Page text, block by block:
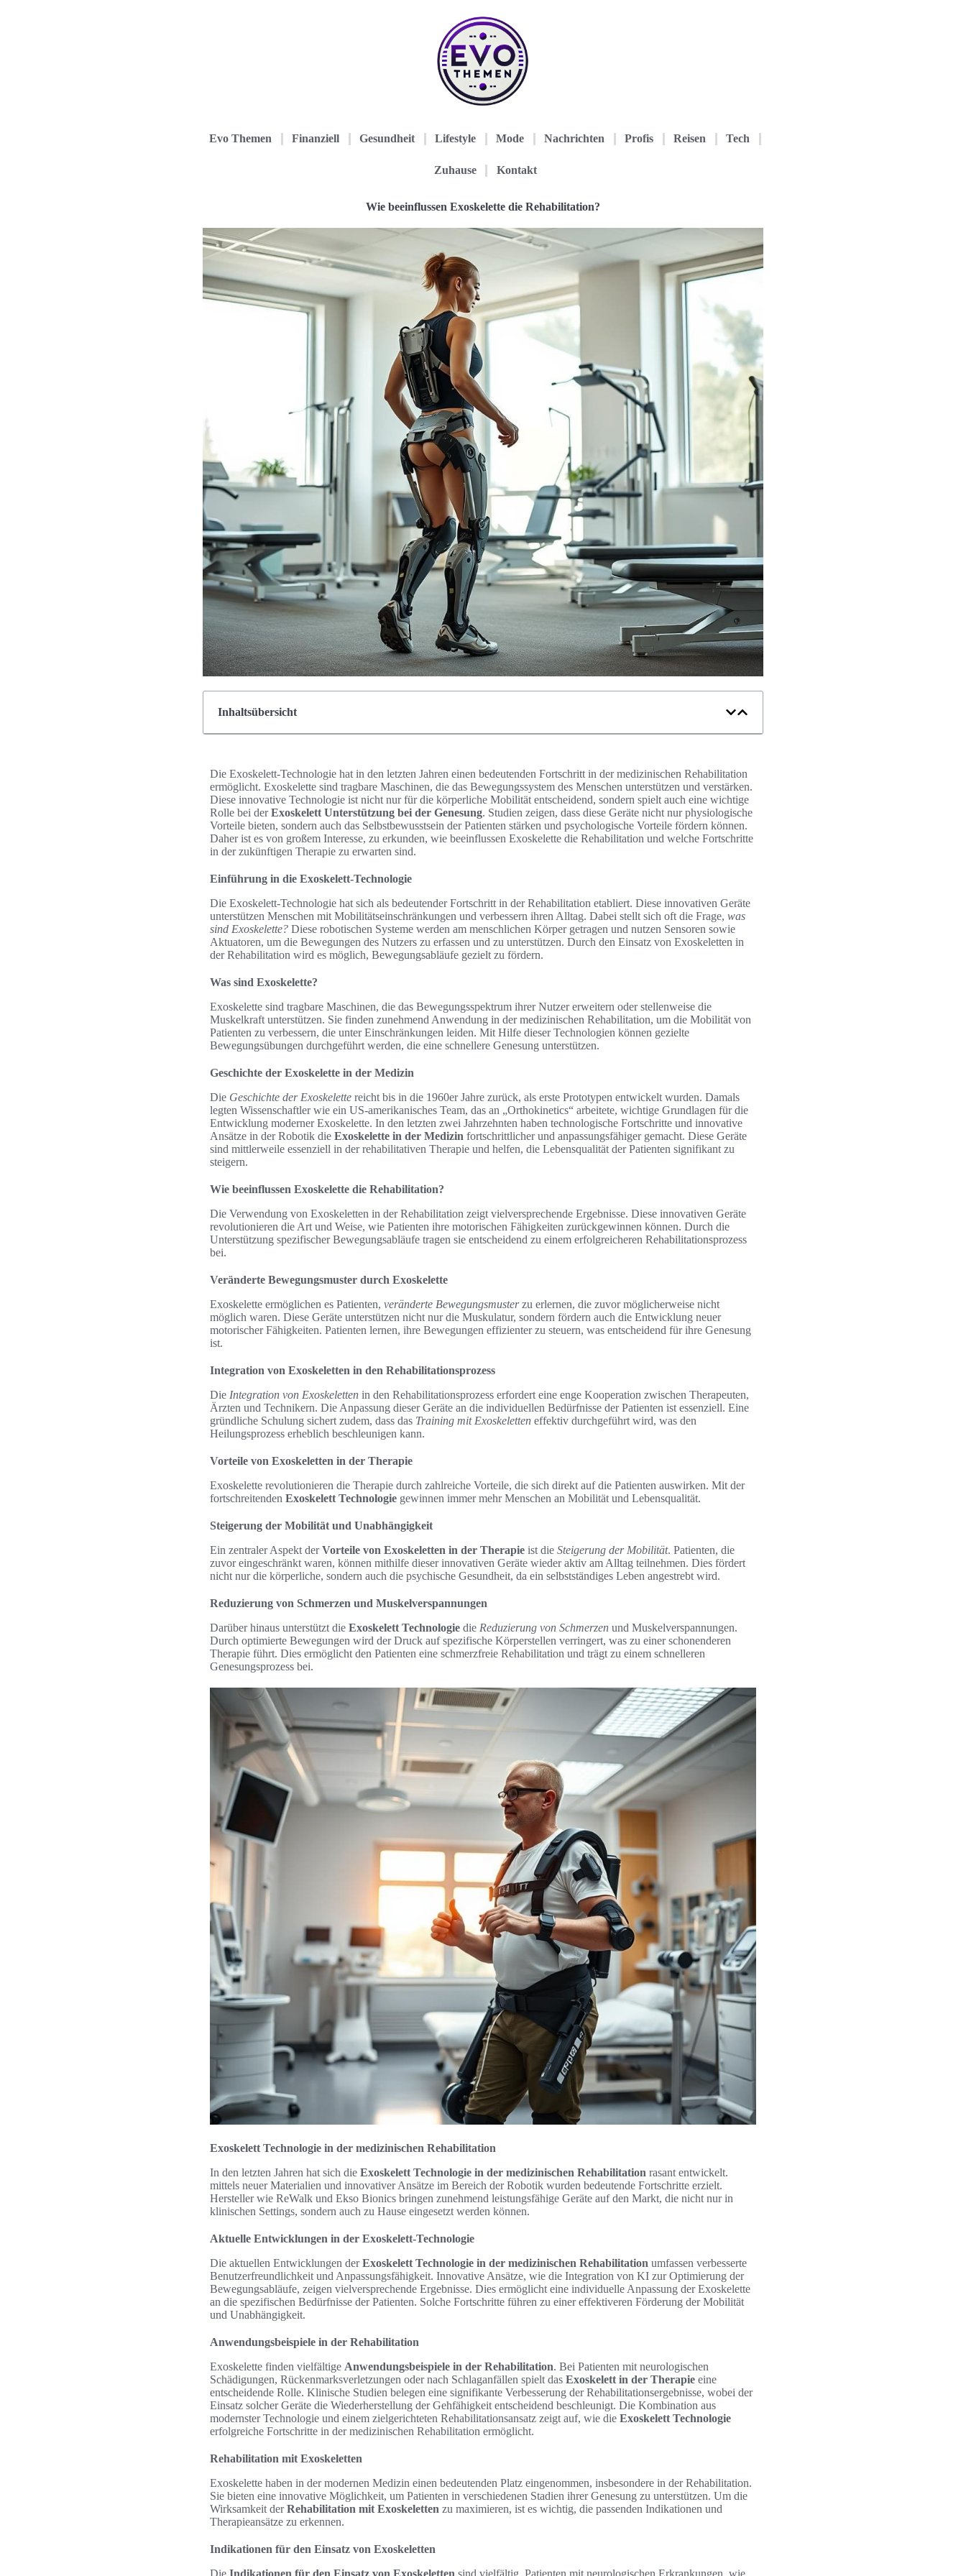
Evo Themen Finanziell Gesundheit Lifestyle Mode Nachrichten Profis Reisen Tech
Zuhause Kontakt
Wie beeinflussen Exoskelette die Rehabilitation?
Inhaltsübersicht
Die Exoskelett-Technologie hat in den letzten Jahren einen bedeutenden Fortschritt in der medizinischen Rehabilitation
ermöglicht. Exoskelette sind tragbare Maschinen, die das Bewegungssystem des Menschen unterstützen und verstärken.
Diese innovative Technologie ist nicht nur für die körperliche Mobilität entscheidend, sondern spielt auch eine wichtige
Rolle bei derExoskelett Unterstützung bei der Genesung. Studien zeigen, dass diese Geräte nicht nur physiologische
Vorteile bieten, sondern auch das Selbstbewusstsein der Patienten stärken und psychologische Vorteile fördern können.
Daher ist es von großem Interesse, zu erkunden, wie beeinflussen Exoskelette die Rehabilitation und welche Fortschritte
in der zukünftigen Therapie zu erwarten sind.
Einführung in die Exoskelett-Technologie
Die Exoskelett-Technologie hat sich als bedeutender Fortschritt in der Rehabilitation etabliert. Diese innovativen Geräte
unterstützen Menschen mit Mobilitätseinschränkungen und verbessern ihren Alltag. Dabei stellt sich oft die Frage, was
sind Exoskelette? Diese robotischen Systeme werden am menschlichen Körper getragen und nutzen Sensoren sowie
Aktuatoren, um die Bewegungen des Nutzers zu erfassen und zu unterstützen. Durch den Einsatz von Exoskeletten in
der Rehabilitation wird es möglich, Bewegungsabläufe gezielt zu fördern.
Was sind Exoskelette?
Exoskelette sind tragbare Maschinen, die das Bewegungsspektrum ihrer Nutzer erweitern oder stellenweise die
Muskelkraft unterstützen. Sie finden zunehmend Anwendung in der medizinischen Rehabilitation, um die Mobilität von
Patienten zu verbessern, die unter Einschränkungen leiden. Mit Hilfe dieser Technologien können gezielte
Bewegungsübungen durchgeführt werden, die eine schnellere Genesung unterstützen.
Geschichte der Exoskelette in der Medizin
Die Geschichte der Exoskelette reicht bis in die 1960er Jahre zurück, als erste Prototypen entwickelt wurden. Damals
legten Wissenschaftler wie ein US-amerikanisches Team, das an „Orthokinetics“ arbeitete, wichtige Grundlagen für die
Entwicklung moderner Exoskelette. In den letzten zwei Jahrzehnten haben technologische Fortschritte und innovative
Ansätze in der Robotik die Exoskelette in der Medizin fortschrittlicher und anpassungsfähiger gemacht. Diese Geräte
sind mittlerweile essenziell in der rehabilitativen Therapie und helfen, die Lebensqualität der Patienten signifikant zu
steigern.
Wie beeinflussen Exoskelette die Rehabilitation?
Die Verwendung von Exoskeletten in der Rehabilitation zeigt vielversprechende Ergebnisse. Diese innovativen Geräte
revolutionieren die Art und Weise, wie Patienten ihre motorischen Fähigkeiten zurückgewinnen können. Durch die
Unterstützung spezifischer Bewegungsabläufe tragen sie entscheidend zu einem erfolgreicheren Rehabilitationsprozess
bei.
Veränderte Bewegungsmuster durch Exoskelette
Exoskelette ermöglichen es Patienten, veränderte Bewegungsmusterzu erlernen, die zuvor möglicherweise nicht
möglich waren. Diese Geräte unterstützen nicht nur die Muskulatur, sondern fördern auch die Entwicklung neuer
motorischer Fähigkeiten. Patienten lernen, ihre Bewegungen effizienter zu steuern, was entscheidend für ihre Genesung
ist.
Integration von Exoskeletten in den Rehabilitationsprozess
Die Integration von Exoskeletten in den Rehabilitationsprozess erfordert eine enge Kooperation zwischen Therapeuten,
Ärzten und Technikern. Die Anpassung dieser Geräte an die individuellen Bedürfnisse der Patienten ist essenziell. Eine
gründliche Schulung sichert zudem, dass das Training mit Exoskeletten effektiv durchgeführt wird, was den
Heilungsprozess erheblich beschleunigen kann.
Vorteile von Exoskeletten in der Therapie
Exoskelette revolutionieren die Therapie durch zahlreiche Vorteile, die sich direkt auf die Patienten auswirken. Mit der
fortschreitenden Exoskelett Technologie gewinnen immer mehr Menschen an Mobilität und Lebensqualität.
Steigerung der Mobilität und Unabhängigkeit
Ein zentraler Aspekt derVorteile von Exoskeletten in der Therapie ist die Steigerung der Mobilität. Patienten, die
zuvor eingeschränkt waren, können mithilfe dieser innovativen Geräte wieder aktiv am Alltag teilnehmen. Dies fördert
nicht nur die körperliche, sondern auch die psychische Gesundheit, da ein selbstständiges Leben angestrebt wird.
Reduzierung von Schmerzen und Muskelverspannungen
Darüber hinaus unterstützt die Exoskelett Technologie die Reduzierung von Schmerzen und Muskelverspannungen.
Durch optimierte Bewegungen wird der Druck auf spezifische Körperstellen verringert, was zu einer schonenderen
Therapie führt. Dies ermöglicht den Patienten eine schmerzfreie Rehabilitation und trägt zu einem schnelleren
Genesungsprozess bei.
Exoskelett Technologie in der medizinischen Rehabilitation
In den letzten Jahren hat sich die Exoskelett Technologie in der medizinischen Rehabilitation rasant entwickelt.
mittels neuer Materialien und innovativer Ansätze im Bereich der Robotik wurden bedeutende Fortschritte erzielt.
Hersteller wie ReWalk und Ekso Bionics bringen zunehmend leistungsfähige Geräte auf den Markt, die nicht nur in
klinischen Settings, sondern auch zu Hause eingesetzt werden können.
Aktuelle Entwicklungen in der Exoskelett-Technologie
Die aktuellen Entwicklungen derExoskelett Technologie in der medizinischen Rehabilitation umfassen verbesserte
Benutzerfreundlichkeit und Anpassungsfähigkeit. Innovative Ansätze, wie die Integration von KI zur Optimierung der
Bewegungsabläufe, zeigen vielversprechende Ergebnisse. Dies ermöglicht eine individuelle Anpassung der Exoskelette
an die spezifischen Bedürfnisse der Patienten. Solche Fortschritte führen zu einer effektiveren Förderung der Mobilität
und Unabhängigkeit.
Anwendungsbeispiele in der Rehabilitation
Exoskelette finden vielfältige Anwendungsbeispiele in der Rehabilitation. Bei Patienten mit neurologischen
Schädigungen, Rückenmarksverletzungen oder nach Schlaganfällen spielt das Exoskelett in der Therapie eine
entscheidende Rolle. Klinische Studien belegen eine signifikante Verbesserung der Rehabilitationsergebnisse, wobei der
Einsatz solcher Geräte die Wiederherstellung der Gehfähigkeit entscheidend beschleunigt. Die Kombination aus
modernster Technologie und einem zielgerichteten Rehabilitationsansatz zeigt auf, wie die Exoskelett Technologie
erfolgreiche Fortschritte in der medizinischen Rehabilitation ermöglicht.
Rehabilitation mit Exoskeletten
Exoskelette haben in der modernen Medizin einen bedeutenden Platz eingenommen, insbesondere in der Rehabilitation.
Sie bieten eine innovative Möglichkeit, um Patienten in verschiedenen Stadien ihrer Genesung zu unterstützen. Um die
Wirksamkeit derRehabilitation mit Exoskeletten zu maximieren, ist es wichtig, die passenden Indikationen und
Therapieansätze zu erkennen.
Indikationen für den Einsatz von Exoskeletten
Die Indikationen für den Einsatz von Exoskeletten sind vielfältig. Patienten mit neurologischen Erkrankungen, wie